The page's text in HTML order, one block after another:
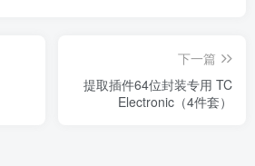
下一篇
提取插件64位封装专用 TC
Electronic（4件套）